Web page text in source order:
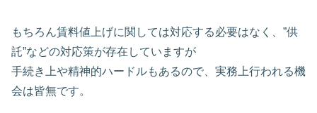
もちろん賃料値上げに関しては対応する必要はなく、”供
託”などの対応策が存在していますが
手続き上や精神的ハードルもあるので、実務上行われる機
会は皆無です。